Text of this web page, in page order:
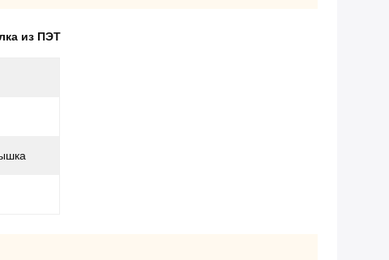
из ПЭТ